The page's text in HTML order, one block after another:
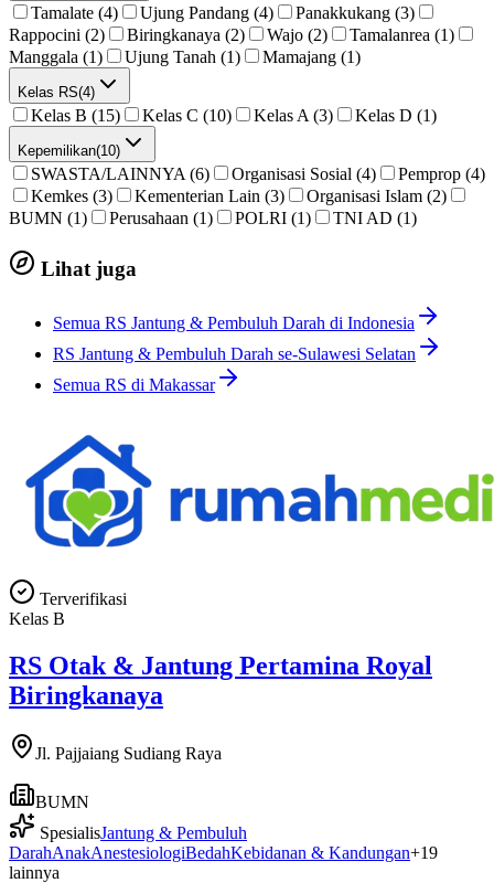
Tamalate (4) Ujung Pandang (4)
Panakkukang (3)
Rappocini (2)
Biringkanaya (2) Wajo (2)
Tamalanrea (1)
Manggala (1)
Ujung Tanah (1) Mamajang (1)
Kelas RS(4)
Kelas B (15) Kelas C (10) Kelas A (3) Kelas D (1)
Kepemilikan(10)
SWASTA/LAINNYA (6) Organisasi Sosial (4)
Pemprop (4)
Kemkes (3)
Kementerian Lain (3)
Organisasi Islam (2)
BUMN (1)
Perusahaan (1) POLRI (1) TNI AD (1)
Lihat juga
Semua RS Jantung & Pembuluh Darah di Indonesia
RS Jantung & Pembuluh Darah se-Sulawesi Selatan
Semua RS di Makassar
Terverifikasi
Kelas B
RS Otak & Jantung Pertamina Royal
Biringkanaya
Jl. Pajjaiang Sudiang Raya
BUMN
SpesialisJantung & Pembuluh
DarahAnakAnestesiologiBedahKebidanan & Kandungan+19
lainnya